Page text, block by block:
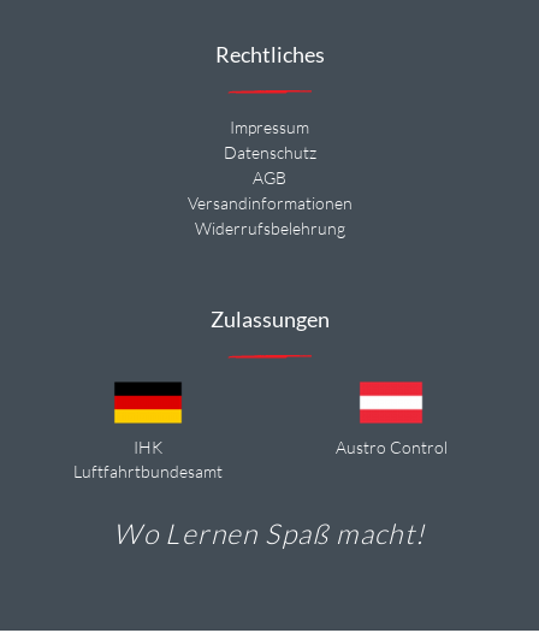
Rechtliches
Impressum
Datenschutz
AGB
Versandinformationen
Widerrufsbelehrung
Zulassungen
IHK
Luftfahrtbundesamt
Austro Control
Wo Lernen Spaß macht!